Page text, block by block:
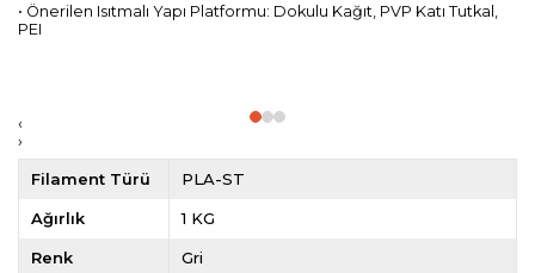
• Önerilen Isıtmalı Yapı Platformu: Dokulu Kağıt, PVP Katı Tutkal,
PEI
‹
›
Filament Türü PLA-ST
Ağırlık 1 KG
Renk Gri